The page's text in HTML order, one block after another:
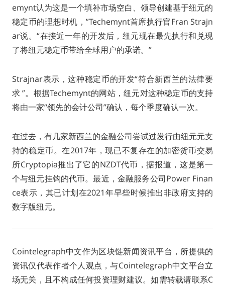
emynt认为这是一个填补市场空白、领导创建基于纽元的
稳定币的理想时机，”Techemynt首席执行官Fran Strajn
ar说。“在接近一年的开发后，纽元现在最先执行和兑现
了将纽元稳定币带给全球用户的承诺。”
Strajnar表示，这种稳定币的开发“符合新西兰的法律要
求 ”。根据Techemynt的网站，纽元对这种稳定币的支持
将由一家“领先的会计公司”确认，每个季度确认一次。
在过去，有几家新西兰的金融公司尝试过发行由纽元元支
持的稳定币。在2017年，现已不复存在的加密货币交易
所Cryptopia推出了它的NZDT代币，据报道，这是第一
个与纽元挂钩的代币。最近，金融服务公司Power Finan
ce表示，其已计划在2021年早些时候推出非政府支持的
数字版纽元。
Cointelegraph中文作为区块链新闻资讯平台，所提供的
资讯仅代表作者个人观点，与Cointelegraph中文平台立
场无关，且不构成任何投资理财建议。如需转载请联系C